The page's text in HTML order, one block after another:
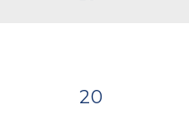
20